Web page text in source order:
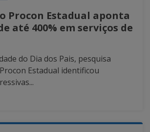
Procon Estadual aponta
até 400% em serviços de
do Dia dos Pais, pesquisa
Estadual identificou